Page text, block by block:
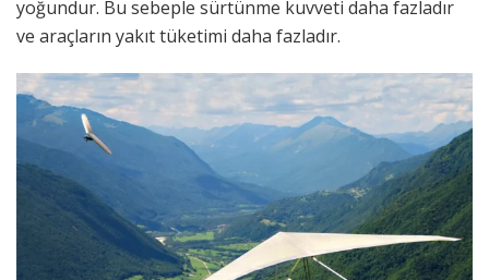
yoğundur. Bu sebeple sürtünme kuvveti daha fazladır
ve araçların yakıt tüketimi daha fazladır.